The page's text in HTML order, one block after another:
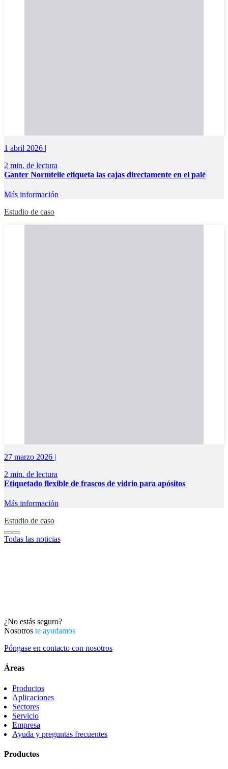
1 abril 2026 |
2 min. de lectura
Ganter Normteile etiqueta las cajas directamente en el palé
Más información
Estudio de caso
27 marzo 2026 |
2 min. de lectura
Etiquetado flexible de frascos de vidrio para apósitos
Más información
Estudio de caso
Todas las noticias
¿No estás seguro?
Nosotros te ayudamos
Póngase en contacto con nosotros
Áreas
Productos
Aplicaciones
Sectores
Servicio
Empresa
Ayuda y preguntas frecuentes
Productos